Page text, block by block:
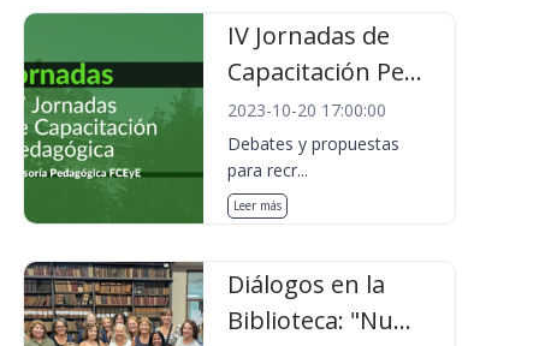
IV Jornadas de
Capacitación Pe...
2023-10-20 17:00:00
Debates y propuestas
para recr...
Leer más
Diálogos en la
Biblioteca: "Nu...